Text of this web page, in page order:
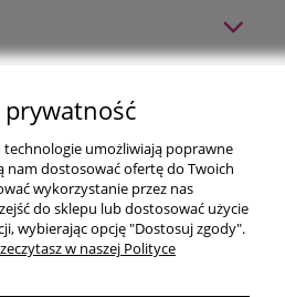
prywatność
technologie umożliwiają poprawne
nam dostosować ofertę do Twoich
wykorzystanie przez nas
do sklepu lub dostosować użycie
wybierając opcję "Dostosuj zgody".
w naszej Polityce